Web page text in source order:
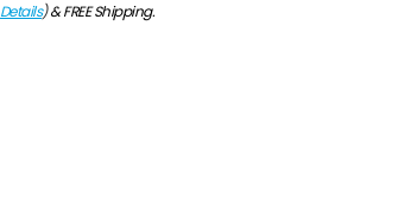
Details)&FREE Shipping.